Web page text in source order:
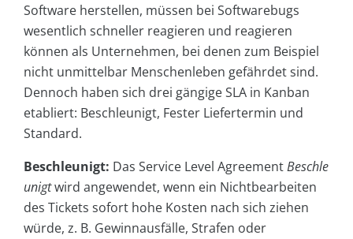
Software herstellen, müssen bei Softwarebugs
wesentlich schneller reagieren und reagieren
können als Unternehmen, bei denen zum Beispiel
nicht unmittelbar Menschenleben gefährdet sind.
Dennoch haben sich drei gängige SLA in Kanban
etabliert: Beschleunigt, Fester Liefertermin und
Standard.
Beschleunigt: Das Service Level AgreementBeschle
unigtwird angewendet, wenn ein Nichtbearbeiten
des Tickets sofort hohe Kosten nach sich ziehen
würde, z. B. Gewinnausfälle, Strafen oder